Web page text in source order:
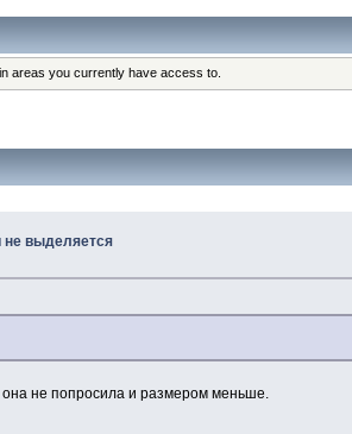
areas you currently have access to.
не выделяется
она не попросила и размером меньше.